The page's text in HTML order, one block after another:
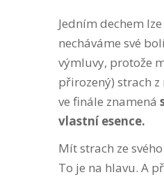
Jedním dechem
necháváme své
výmluvy, protože
přirozený) strach z
ve finále znamená
vlastní esence.
Mít strach ze
To je na hlavu. A